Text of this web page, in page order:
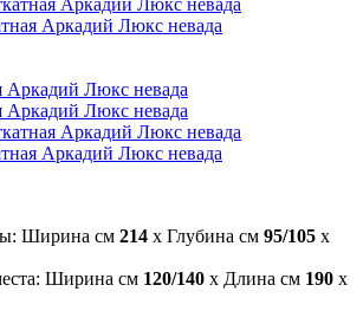
Аркадий Люкс невада
Аркадий Люкс невада
Ширина см 214 x Глубина см 95/105 x
Ширина см 120/140 x Длина см 190 x